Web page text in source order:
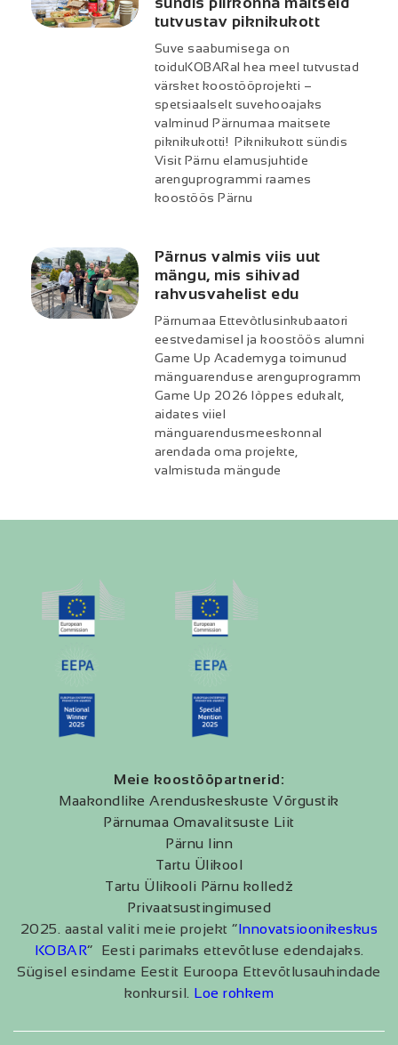
tutvustav piknikukott
Suve saabumisega on
toiduKOBARal hea meel tutvustad
värsket koostööprojekti –
spetsiaalselt suvehooajaks
valminud Pärnumaa maitsete
piknikukotti! Piknikukott sündis
Visit Pärnu elamusjuhtide
arenguprogrammi raames
koostöös Pärnu
Pärnus valmis viis uut
mängu, mis sihivad
rahvusvahelist edu
Pärnumaa Ettevõtlusinkubaatori
eestvedamisel ja koostöös alumni
Game Up Academyga toimunud
mänguarenduse arenguprogramm
Game Up 2026 lõppes edukalt,
aidates viiel
mänguarendusmeeskonnal
arendada oma projekte,
valmistuda mängude
Meie koostööpartnerid:
Maakondlike Arenduskeskuste Võrgustik
Pärnumaa Omavalitsuste Liit
Pärnu linn
Tartu Ülikool
Tartu Ülikooli Pärnu kolledž
Privaatsustingimused
2025. aastal valiti meie projekt “Innovatsioonikeskus
KOBAR” Eesti parimaks ettevõtluse edendajaks.
Sügisel esindame Eestit Euroopa Ettevõtlusauhindade
konkursil. Loe rohkem